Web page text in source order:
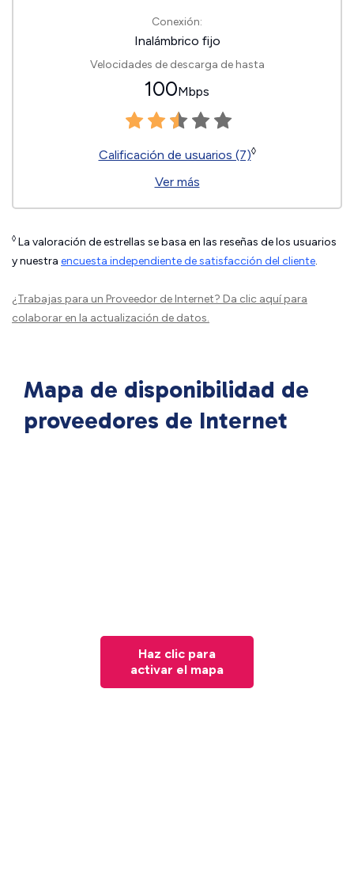
Conexión:
Inalámbrico fijo
Velocidades de descarga de hasta
100Mbps
Calificación de usuarios (7)◊
Ver más
◊ La valoración de estrellas se basa en las reseñas de los usuarios
y nuestra encuesta independiente de satisfacción del cliente.
¿Trabajas para un Proveedor de Internet? Da clic aquípara
colaborar en la actualización de datos.
Mapa de disponibilidad de
proveedores de Internet
Haz clic para
activar el mapa